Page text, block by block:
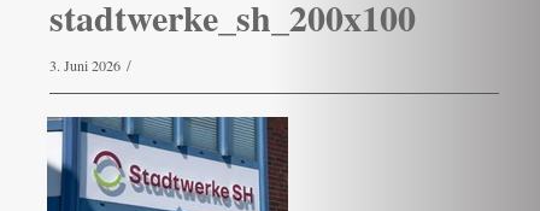
stadtwerke_sh_200x100
3. Juni 2026 /